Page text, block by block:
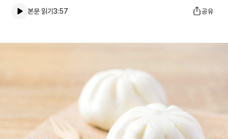
본문 읽기3:57 공유